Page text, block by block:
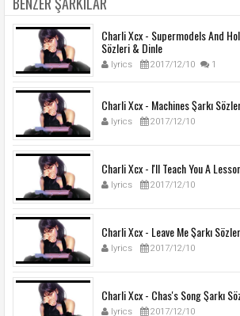
Charli Xcx - Supermodels And
Sözleri & Dinle
lyrics 2017/12/10 1
Charli Xcx - Machines Şarkı
lyrics 2017/12/10
Charli Xcx - I'll Teach You A
lyrics 2017/12/10
Charli Xcx - Leave Me Şarkı
lyrics 2017/12/10
Charli Xcx - Chas's Song Şarkı
lyrics 2017/12/10